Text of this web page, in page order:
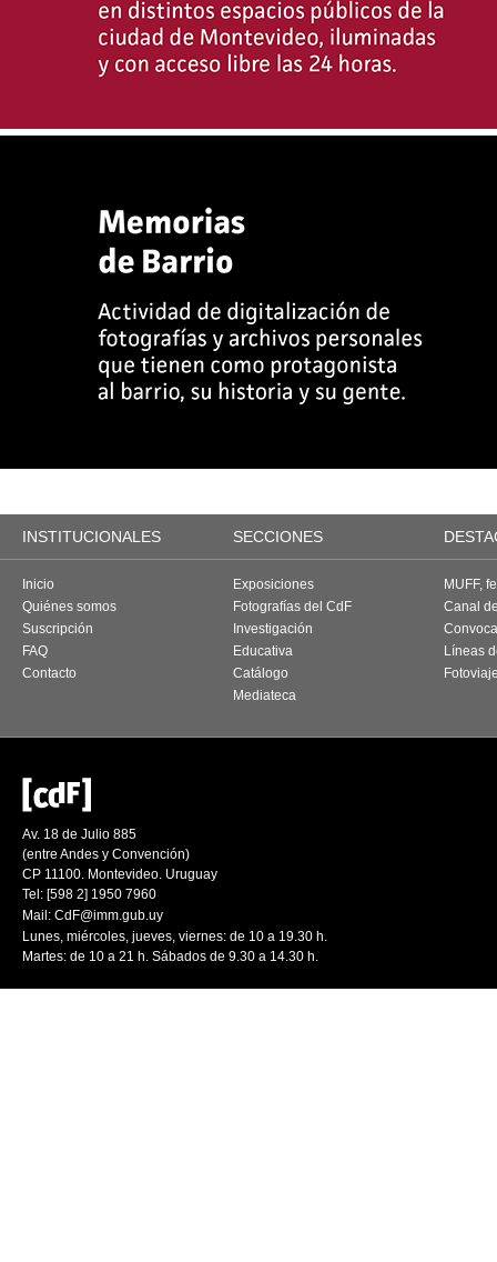
INSTITUCIONALES SECCIONES
Inicio
Quiénes somos
Suscripción
FAQ
Contacto
Exposiciones
Fotografías del CdF
Investigación
Educativa
Catálogo
Mediateca
MUFF,
Canal
Líneas
Av. 18 de Julio 885
(entre Andes y Convención)
CP 11100. Montevideo. Uruguay
Tel: [598 2] 1950 7960
Mail: CdF@imm.gub.uy
Lunes, miércoles, jueves, viernes: de 10 a 19.30 h.
Martes: de 10 a 21 h. Sábados de 9.30 a 14.30 h.